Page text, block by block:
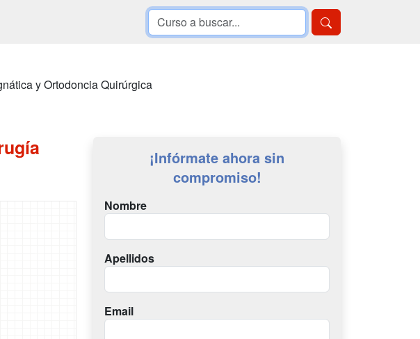
y Ortodoncia Quirúrgica
¡Infórmate ahora sin
compromiso!
Nombre
Apellidos
Email